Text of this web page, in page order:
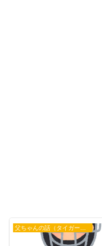
父ちゃんの話（タイガース）